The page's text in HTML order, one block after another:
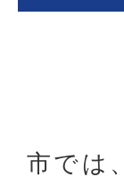
市では